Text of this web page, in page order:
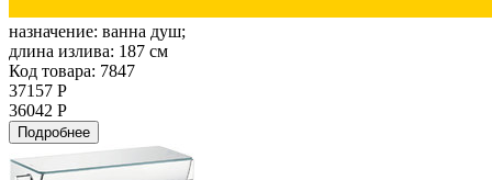
назначение: ванна душ;
длина излива: 187 см
Код товара: 7847
37157 Р
36042 Р
Подробнее